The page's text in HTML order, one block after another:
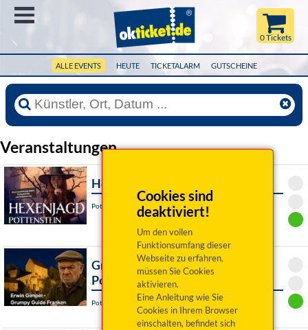
ALLE EVENTS HEUTE TICKETALARM GUTSCHEINE
0 Tickets
Cookies sind
deaktiviert!
Um den vollen
Funktionsumfang dieser
Webseite zu erfahren,
müssen Sie Cookies
aktivieren.
Eine Anleitung wie Sie
Cookies in Ihrem Browser
einschalten, befindet sich
Veranstaltungen
Hexenjagd Pottenstein
Pottenstein, Am Rathaus
Grumpy Guide Franken ist in
Pottenstein
Pottenstein, Am Rathaus